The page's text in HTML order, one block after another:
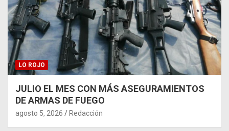
LO ROJO
JULIO EL MES CON MÁS ASEGURAMIENTOS
DE ARMAS DE FUEGO
agosto 5, 2026 Redacción